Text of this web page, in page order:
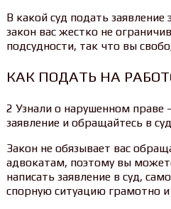
В какой суд подать
закон вас жестко не
подсудности, так что вы
КАК ПОДАТЬ НА
2 Узнали о нарушенном праве
заявление и обращайтесь в
Закон не обязывает вас
адвокатам, поэтому вы
написать заявление в суд,
спорную ситуацию грамотно